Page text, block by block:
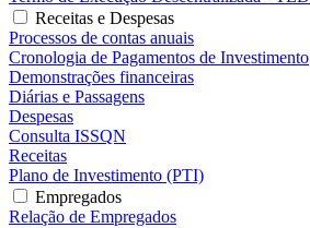
Receitas e Despesas
Processos de contas anuais
Cronologia de Pagamentos de Investimento
Demonstrações financeiras
Diárias e Passagens
Despesas
Consulta ISSQN
Receitas
Plano de Investimento (PTI)
Empregados
Relação de Empregados